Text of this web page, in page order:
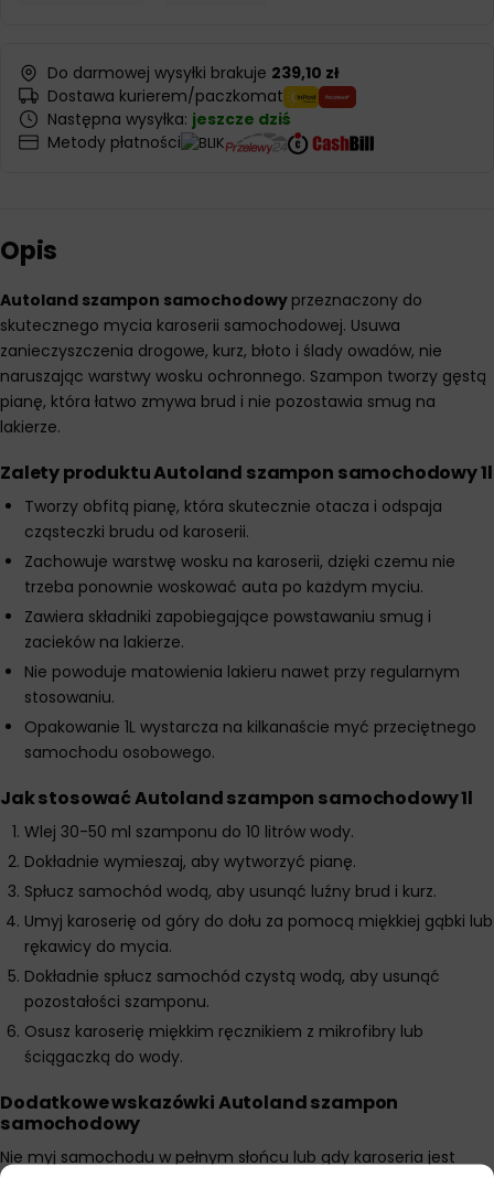
Do darmowej wysyłki brakuje 239,10 zł
Dostawa kurierem/paczkomat
Następna wysyłka: jeszcze dziś
Metody płatności
Opis
Autoland szampon samochodowy przeznaczony do
skutecznego mycia karoserii samochodowej. Usuwa
zanieczyszczenia drogowe, kurz, błoto i ślady owadów, nie
naruszając warstwy wosku ochronnego. Szampon tworzy gęstą
pianę, która łatwo zmywa brud i nie pozostawia smug na
lakierze.
Zalety produktu Autoland szampon samochodowy 1l
Tworzy obfitą pianę, która skutecznie otacza i odspaja
cząsteczki brudu od karoserii.
Zachowuje warstwę wosku na karoserii, dzięki czemu nie
trzeba ponownie woskować auta po każdym myciu.
Zawiera składniki zapobiegające powstawaniu smug i
zacieków na lakierze.
Nie powoduje matowienia lakieru nawet przy regularnym
stosowaniu.
Opakowanie 1L wystarcza na kilkanaście myć przeciętnego
samochodu osobowego.
Jak stosować Autoland szampon samochodowy 1l
Wlej 30-50 ml szamponu do 10 litrów wody.
Dokładnie wymieszaj, aby wytworzyć pianę.
Spłucz samochód wodą, aby usunąć luźny brud i kurz.
Umyj karoserię od góry do dołu za pomocą miękkiej gąbki lub
rękawicy do mycia.
Dokładnie spłucz samochód czystą wodą, aby usunąć
pozostałości szamponu.
Osusz karoserię miękkim ręcznikiem z mikrofibry lub
ściągaczką do wody.
Dodatkowe wskazówki Autoland szampon
samochodowy
Nie myj samochodu w pełnym słońcu lub gdy karoseria jest